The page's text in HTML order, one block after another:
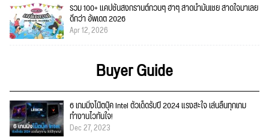
รวม 100+ แคปชั่นสงกรานต์กวนๆ ฮาๆ สาดน้ำมันเชย สาดใจมาเลย
ดีกว่า อัพเดต 2026
Apr 12, 2026
Buyer Guide
6 เกมมิ่งโน๊ตบุ๊ค Intel ตัวเด็ดรับปี 2024 แรงสะใจ เล่นลื่นทุกเกม
ทำงานไวทันใจ!
Dec 27, 2023